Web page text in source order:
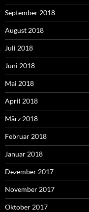
September 2018
August 2018
Juli 2018
Juni 2018
Mai 2018
April 2018
März 2018
Februar 2018
Januar 2018
Dezember 2017
November 2017
Oktober 2017